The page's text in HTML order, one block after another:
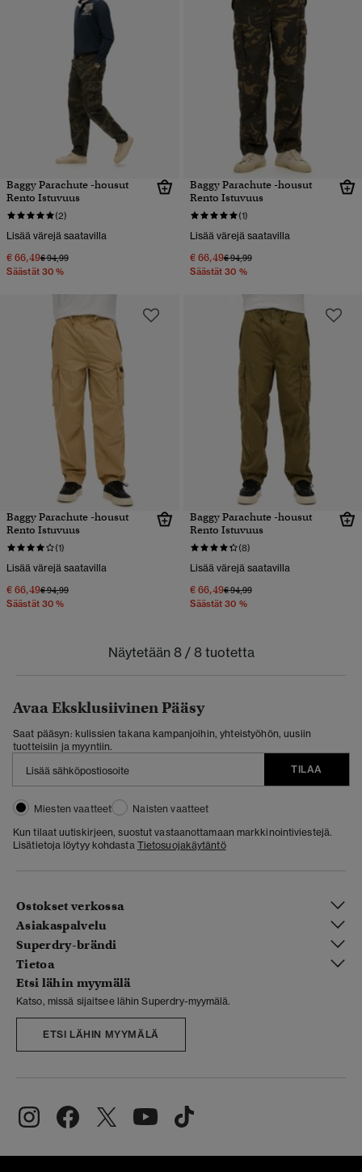
Baggy Parachute -housut
Rento Istuvuus
(2)
Lisää värejä saatavilla
€ 66,49Hinta alennettu hinnasta
€ 94,99hintaan
Säästät 30 %
Baggy Parachute -housut
Rento Istuvuus
(1)
Lisää värejä saatavilla
€ 66,49Hinta alennettu hinnasta
€ 94,99hintaan
Säästät 30 %
Baggy Parachute -housut
Rento Istuvuus
(1)
Lisää värejä saatavilla
€ 66,49Hinta alennettu hinnasta
€ 94,99hintaan
Säästät 30 %
Baggy Parachute -housut
Rento Istuvuus
(8)
Lisää värejä saatavilla
€ 66,49Hinta alennettu hinnasta
€ 94,99hintaan
Säästät 30 %
Näytetään 8 / 8 tuotetta
Avaa Eksklusiivinen Pääsy
Saat pääsyn: kulissien takana kampanjoihin, yhteistyöhön, uusiin
tuotteisiin ja myyntiin.
TILAA
Miesten vaatteet
Naisten vaatteet
Kun tilaat uutiskirjeen, suostut vastaanottamaan markkinointiviestejä.
Lisätietoja löytyy kohdasta Tietosuojakäytäntö
Ostokset verkossa
Asiakaspalvelu
Superdry-brändi
Tietoa
Etsi lähin myymälä
Katso, missä sijaitsee lähin Superdry-myymälä.
ETSI LÄHIN MYYMÄLÄ